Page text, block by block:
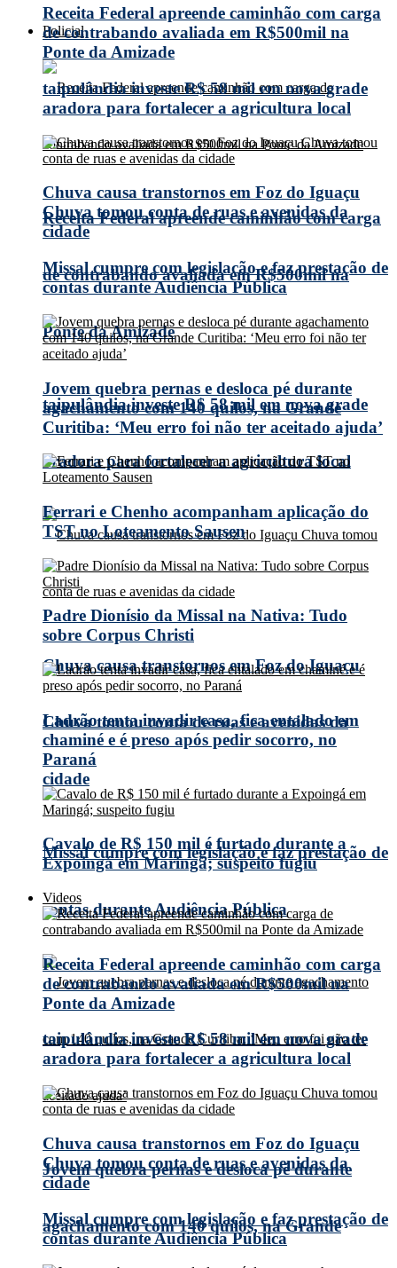
Policial
Receita Federal apreende caminhão com carga
de contrabando avaliada em R$500mil na
Ponte da Amizade
taipulândia investe R$ 58 mil em nova grade
aradora para fortalecer a agricultura local
Chuva causa transtornos em Foz do Iguaçu
Chuva tomou conta de ruas e avenidas da
cidade
Missal cumpre com legislação e faz prestação de
contas durante Audiência Pública
Jovem quebra pernas e desloca pé durante
agachamento com 140 quilos, na Grande
Receita Federal apreende caminhão com carga
de contrabando avaliada em R$500mil na
Ponte da Amizade
taipulândia investe R$ 58 mil em nova grade
aradora para fortalecer a agricultura local
Chuva causa transtornos em Foz do Iguaçu
Chuva tomou conta de ruas e avenidas da
cidade
Missal cumpre com legislação e faz prestação de
contas durante Audiência Pública
Jovem quebra pernas e desloca pé durante
agachamento com 140 quilos, na Grande
Curitiba: ‘Meu erro foi não ter aceitado ajuda’
Ferrari e Chenho acompanham aplicação do
TST no Loteamento Sausen
Padre Dionísio da Missal na Nativa: Tudo
sobre Corpus Christi
Ladrão tenta invadir casa, fica entalado em
chaminé e é preso após pedir socorro, no
Paraná
Cavalo de R$ 150 mil é furtado durante a
Expoingá em Maringá; suspeito fugiu
Videos
Receita Federal apreende caminhão com carga
de contrabando avaliada em R$500mil na
Ponte da Amizade
taipulândia investe R$ 58 mil em nova grade
aradora para fortalecer a agricultura local
Chuva causa transtornos em Foz do Iguaçu
Chuva tomou conta de ruas e avenidas da
cidade
Missal cumpre com legislação e faz prestação de
contas durante Audiência Pública